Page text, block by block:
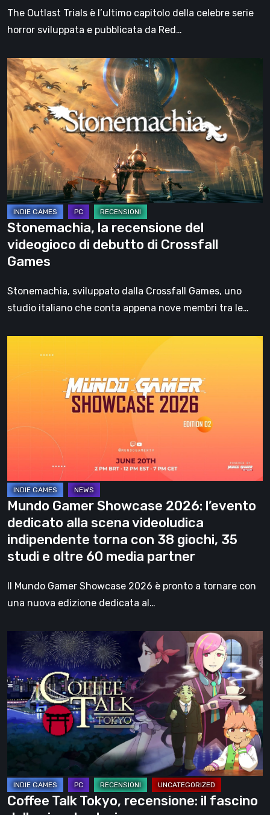
The Outlast Trials è l’ultimo capitolo della celebre serie
horror sviluppata e pubblicata da Red…
Stonemachia,
la
recensione
del
videogioco
di
debutto
di
Crossfall
Games
Stonemachia, la recensione del
videogioco di debutto di Crossfall
Games
Stonemachia, sviluppato dalla Crossfall Games, uno
studio italiano che conta appena nove membri tra le…
dedicato
videoludica
indipendente
torna
con
38
giochi,
35
oltre
media
partner
Mundo Gamer Showcase 2026: l’evento
dedicato alla scena videoludica
indipendente torna con 38 giochi, 35
studi e oltre 60 media partner
Il Mundo Gamer Showcase 2026 è pronto a tornare con
una nuova edizione dedicata al…
Coffee
Talk
Tokyo,
recensione:
il
fascino
delle
Coffee Talk Tokyo, recensione: il fascino